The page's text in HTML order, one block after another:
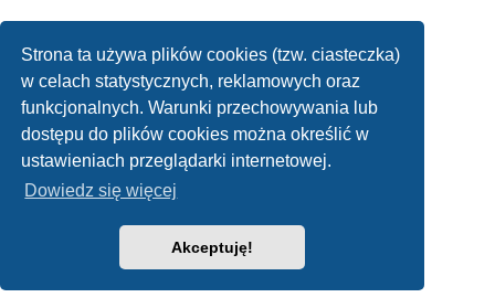
Strona ta używa plików cookies (tzw. ciasteczka)
w celach statystycznych, reklamowych oraz
funkcjonalnych. Warunki przechowywania lub
dostępu do plików cookies można określić w
ustawieniach przeglądarki internetowej.
Dowiedz się więcej
Akceptuję!